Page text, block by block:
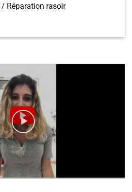
/ Réparation rasoir